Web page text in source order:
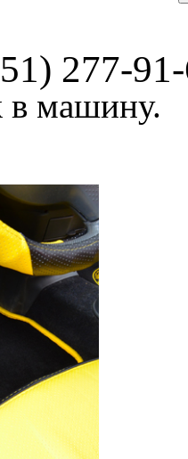
277-
в машину.